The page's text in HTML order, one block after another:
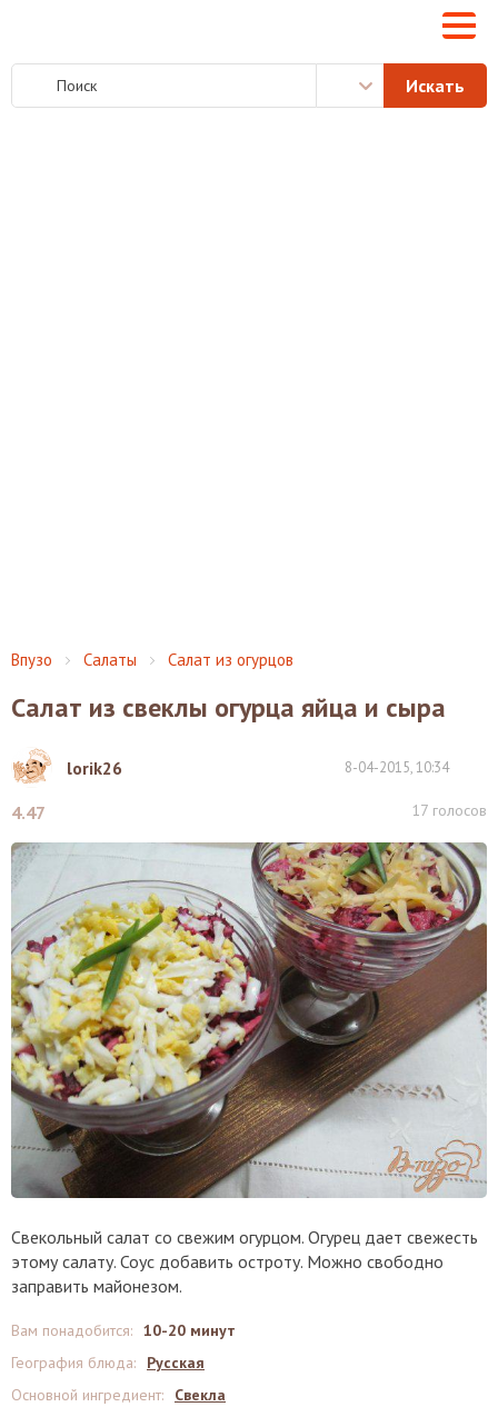
Впузо Салаты Салат из огурцов
Салат из свеклы огурца яйца и сыра
lorik26 8-04-2015, 10:34
4.47 17 голосов
Свекольный салат со свежим огурцом. Огурец дает свежесть
этому салату. Соус добавить остроту. Можно свободно
заправить майонезом.
Вам понадобится: 10-20 минут
География блюда:
Русская
Основной ингредиент:
Свекла